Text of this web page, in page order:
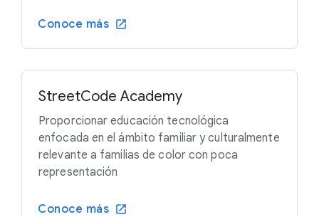
Conoce más
StreetCode Academy
Proporcionar educación tecnológica
enfocada en el ámbito familiar y culturalmente
relevante a familias de color con poca
representación
Conoce más